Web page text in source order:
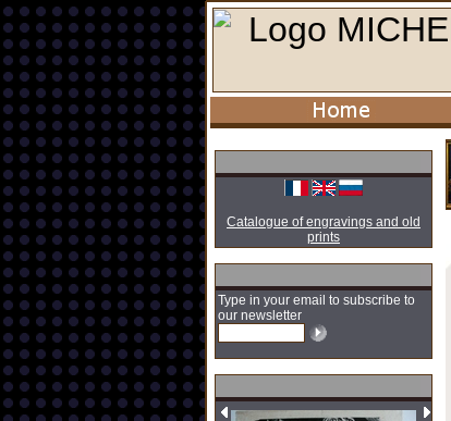
Catalogue of engravings and old
prints
Type in your email to subscribe to
our newsletter